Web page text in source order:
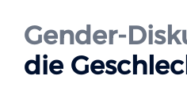
Gender-
die